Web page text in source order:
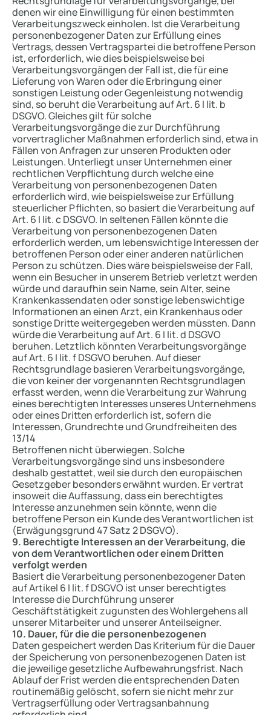
denen wir eine Einwilligung für einen bestimmten
Verarbeitungszweck einholen. Ist die Verarbeitung
personenbezogener Daten zur Erfüllung eines
Vertrags, dessen Vertragspartei die betroffene Person
ist, erforderlich, wie dies beispielsweise bei
Verarbeitungsvorgängen der Fall ist, die für eine
Lieferung von Waren oder die Erbringung einer
sonstigen Leistung oder Gegenleistung notwendig
sind, so beruht die Verarbeitung auf Art. 6 I lit. b
DSGVO. Gleiches gilt für solche
Verarbeitungsvorgänge die zur Durchführung
vorvertraglicher Maßnahmen erforderlich sind, etwa in
Fällen von Anfragen zur unseren Produkten oder
Leistungen. Unterliegt unser Unternehmen einer
rechtlichen Verpflichtung durch welche eine
Verarbeitung von personenbezogenen Daten
erforderlich wird, wie beispielsweise zur Erfüllung
steuerlicher Pflichten, so basiert die Verarbeitung auf
Art. 6 I lit. c DSGVO. In seltenen Fällen könnte die
Verarbeitung von personenbezogenen Daten
erforderlich werden, um lebenswichtige Interessen der
betroffenen Person oder einer anderen natürlichen
Person zu schützen. Dies wäre beispielsweise der Fall,
wenn ein Besucher in unserem Betrieb verletzt werden
würde und daraufhin sein Name, sein Alter, seine
Krankenkassendaten oder sonstige lebenswichtige
Informationen an einen Arzt, ein Krankenhaus oder
sonstige Dritte weitergegeben werden müssten. Dann
würde die Verarbeitung auf Art. 6 I lit. d DSGVO
beruhen. Letztlich könnten Verarbeitungsvorgänge
auf Art. 6 I lit. f DSGVO beruhen. Auf dieser
Rechtsgrundlage basieren Verarbeitungsvorgänge,
die von keiner der vorgenannten Rechtsgrundlagen
erfasst werden, wenn die Verarbeitung zur Wahrung
eines berechtigten Interesses unseres Unternehmens
oder eines Dritten erforderlich ist, sofern die
Interessen, Grundrechte und Grundfreiheiten des
13/14
Betroffenen nicht überwiegen. Solche
Verarbeitungsvorgänge sind uns insbesondere
deshalb gestattet, weil sie durch den europäischen
Gesetzgeber besonders erwähnt wurden. Er vertrat
insoweit die Auffassung, dass ein berechtigtes
Interesse anzunehmen sein könnte, wenn die
betroffene Person ein Kunde des Verantwortlichen ist
(Erwägungsgrund 47 Satz 2 DSGVO).
9. Berechtigte Interessen an der Verarbeitung, die
von dem Verantwortlichen oder einem Dritten
verfolgt werden
Basiert die Verarbeitung personenbezogener Daten
auf Artikel 6 I lit. f DSGVO ist unser berechtigtes
Interesse die Durchführung unserer
Geschäftstätigkeit zugunsten des Wohlergehens all
unserer Mitarbeiter und unserer Anteilseigner.
10. Dauer, für die die personenbezogenen
Daten gespeichert werden Das Kriterium für die Dauer
der Speicherung von personenbezogenen Daten ist
die jeweilige gesetzliche Aufbewahrungsfrist. Nach
Ablauf der Frist werden die entsprechenden Daten
routinemäßig gelöscht, sofern sie nicht mehr zur
Vertragserfüllung oder Vertragsanbahnung